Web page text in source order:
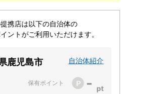
携店は以下の自治体の
ントがご利用いただけます。
鹿児島市 自治体紹介
保有ポイント -